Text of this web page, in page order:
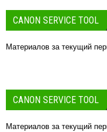
CANON SERVICE TOOL
Материалов за текущий
CANON SERVICE TOOL
Материалов за текущий